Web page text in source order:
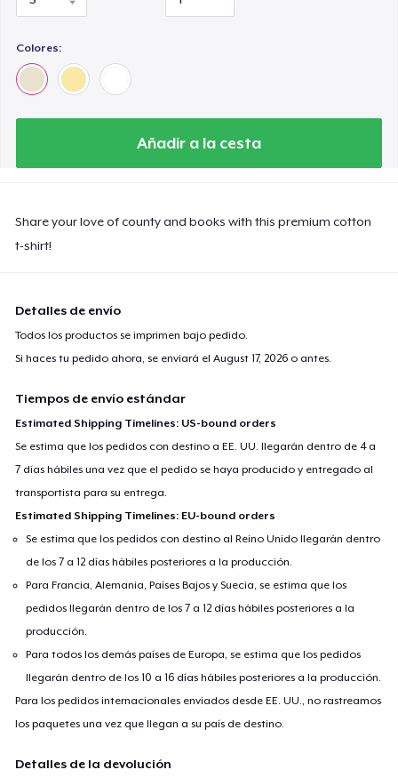
Colores:
Añadir a la cesta
Share your love of county and books with this premium cotton
t-shirt!
Detalles de envío
Todos los productos se imprimen bajo pedido.
Si haces tu pedido ahora, se enviará elAugust 17, 2026 o antes.
Tiempos de envío estándar
Estimated Shipping Timelines: US-bound orders
Se estima que los pedidos con destino a EE. UU. llegarán dentro de 4 a
7 días hábiles una vez que el pedido se haya producido y entregado al
transportista para su entrega.
Estimated Shipping Timelines: EU-bound orders
Se estima que los pedidos con destino al Reino Unido llegarán dentro
de los 7 a 12 días hábiles posteriores a la producción.
Para Francia, Alemania, Países Bajos y Suecia, se estima que los
pedidos llegarán dentro de los 7 a 12 días hábiles posteriores a la
producción.
Para todos los demás países de Europa, se estima que los pedidos
llegarán dentro de los 10 a 16 días hábiles posteriores a la producción.
Para los pedidos internacionales enviados desde EE. UU., no rastreamos
los paquetes una vez que llegan a su país de destino.
Detalles de la devolución